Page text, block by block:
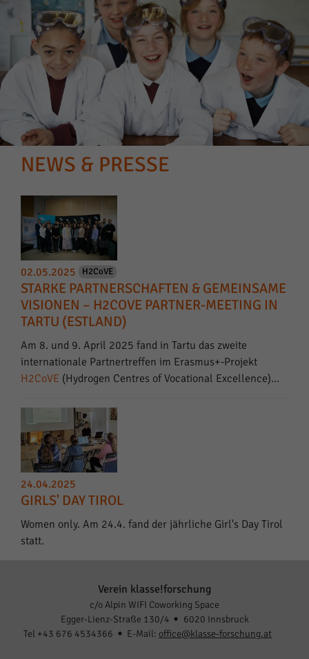
NEWS & PRESSE
02.05.2025 H2CoVE
STARKE PARTNERSCHAFTEN & GEMEINSAME
VISIONEN – H2COVE PARTNER-MEETING IN
TARTU (ESTLAND)
Am 8. und 9. April 2025 fand in Tartu das zweite
internationale Partnertreffen im Erasmus+-Projekt
H2CoVE (Hydrogen Centres of Vocational Excellence)…
24.04.2025
GIRLS' DAY TIROL
Women only. Am 24.4. fand der jährliche Girl's Day Tirol
statt.
Verein klasse!forschung
c/o Alpin WIFI Coworking Space
Egger-Lienz-Straße 130/4
6020 Innsbruck
Tel +43 676 4534366
E-Mail: office@klasse-forschung.at